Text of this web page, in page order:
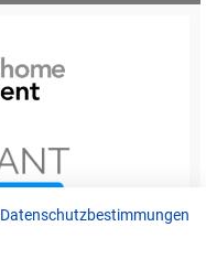
Datenschutzbestimmungen